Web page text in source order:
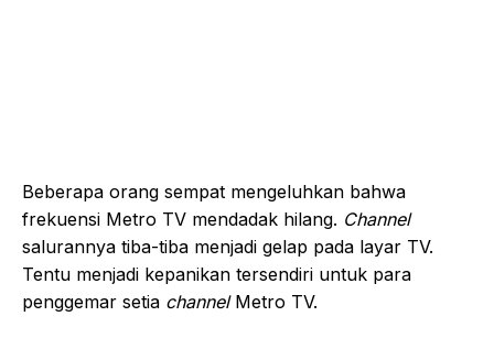
Beberapa orang sempat mengeluhkan bahwa
frekuensi Metro TV mendadak hilang. Channel
salurannya tiba-tiba menjadi gelap pada layar TV.
Tentu menjadi kepanikan tersendiri untuk para
penggemar setia channelMetro TV.